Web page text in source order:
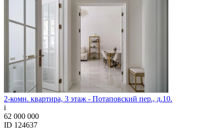
2-комн. квартира, 3 этаж - Потаповский пер., д.10.
i
62 000 000
ID 124637